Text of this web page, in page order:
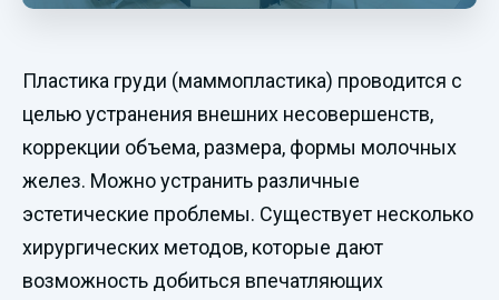
Пластика груди (маммопластика) проводится с
целью устранения внешних несовершенств,
коррекции объема, размера, формы молочных
желез. Можно устранить различные
эстетические проблемы. Существует несколько
хирургических методов, которые дают
возможность добиться впечатляющих